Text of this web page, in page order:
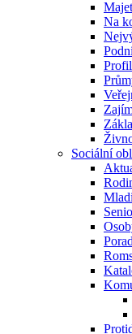
Na
Sociální